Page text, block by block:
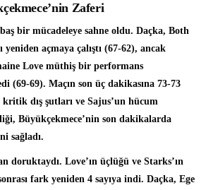
Zaferi
bir mücadeleye sahne oldu. Daçka, Both
yeniden açmaya çalıştı (67-62), ancak
Love müthiş bir performans
(69-69). Maçın son üç dakikasına 73-73
dış şutları ve Sajus’un hücum
Büyükçekmece’nin son dakikalarda
sağladı.
doruktaydı. Love’ın üçlüğü ve Starks’ın
fark yeniden 4 sayıya indi. Daçka, Ege